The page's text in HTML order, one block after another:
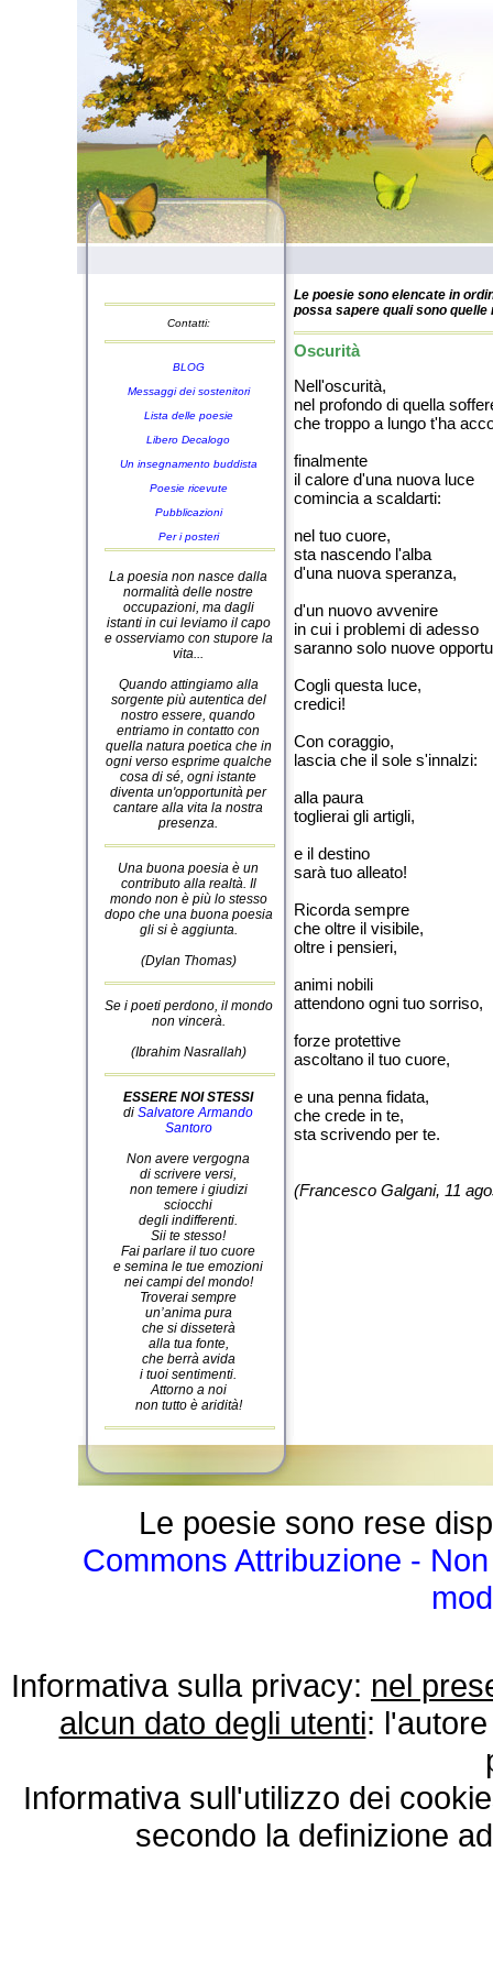
Contatti:
BLOG
Messaggi dei sostenitori
Lista delle poesie
Libero Decalogo
Un insegnamento buddista
Poesie ricevute
Pubblicazioni
Per i posteri
La poesia non nasce dalla
normalità delle nostre
occupazioni, ma dagli
istanti in cui leviamo il capo
e osserviamo con stupore la
vita...
Quando attingiamo alla
sorgente più autentica del
nostro essere, quando
entriamo in contatto con
quella natura poetica che in
ogni verso esprime qualche
cosa di sé, ogni istante
diventa un'opportunità per
cantare alla vita la nostra
presenza.
Una buona poesia è un
contributo alla realtà. Il
mondo non è più lo stesso
dopo che una buona poesia
gli si è aggiunta.
(Dylan Thomas)
Se i poeti perdono, il mondo
non vincerà.
(Ibrahim Nasrallah)
ESSERE NOI STESSI
di Salvatore Armando
Santoro
Non avere vergogna
di scrivere versi,
non temere i giudizi
sciocchi
degli indifferenti.
Sii te stesso!
Fai parlare il tuo cuore
e semina le tue emozioni
nei campi del mondo!
Troverai sempre
un’anima pura
che si disseterà
alla tua fonte,
che berrà avida
i tuoi sentimenti.
Attorno a noi
non tutto è aridità!
Le poesie sono elencate in
possa sapere quali sono
Oscurità
Nell'oscurità,
nel profondo di quella
che troppo a lungo t'ha
finalmente
il calore d'una nuova luce
comincia a scaldarti:
nel tuo cuore,
sta nascendo l'alba
d'una nuova speranza,
d'un nuovo avvenire
in cui i problemi di adesso
saranno solo nuove
Cogli questa luce,
credici!
Con coraggio,
lascia che il sole s'innalzi:
alla paura
toglierai gli artigli,
e il destino
sarà tuo alleato!
Ricorda sempre
che oltre il visibile,
oltre i pensieri,
animi nobili
attendono ogni tuo sorriso,
forze protettive
ascoltano il tuo cuore,
e una penna fidata,
che crede in te,
sta scrivendo per te.
(Francesco Galgani, 11
Le poesie sono rese
Commons Attribuzione -
Informativa sulla privacy: nel
alcun dato degli utenti:
Informativa sull'utilizzo dei
secondo la definizione